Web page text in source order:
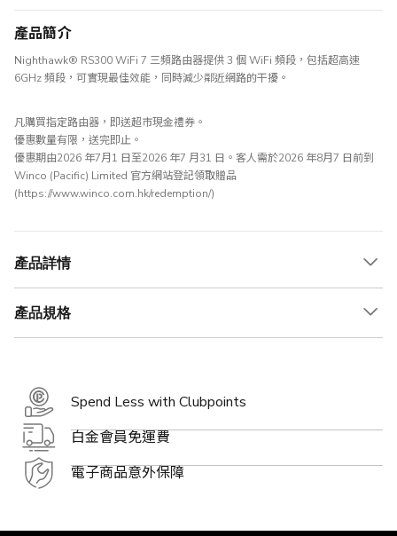
產品簡介
Nighthawk® RS300 WiFi 7 三頻路由器提供 3 個 WiFi 頻段，包括超高速
6GHz 頻段，可實現最佳效能，同時減少鄰近網路的干擾。
凡購買指定路由器，即送超市現金禮券。
優惠數量有限，送完即止。
優惠期由2026 年7月1 日至2026 年7 月31 日。客人需於2026 年8月7 日前到
Winco (Pacific) Limited 官方網站登記領取贈品
(https://www.winco.com.hk/redemption/)
產品詳情
產品規格
Spend Less with Clubpoints
白金會員免運費
電子商品意外保障